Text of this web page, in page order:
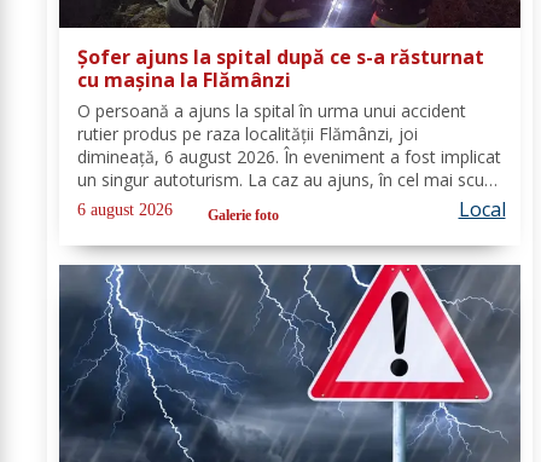
Șofer ajuns la spital după ce s-a răsturnat
cu mașina la Flămânzi
O persoană a ajuns la spital în urma unui accident
rutier produs pe raza localității Flămânzi, joi
dimineață, 6 august 2026. În eveniment a fost implicat
un singur autoturism. La caz au ajuns, în cel mai scurt
timp, pompierii din cadrul Punctului de Lucru Flămânzi,
cu o autospecială de stingere și...
6 august 2026 Galerie foto Local